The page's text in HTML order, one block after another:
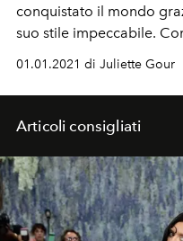
conquistato il mondo
suo stile impeccabile.
2021? Ti aiuta L'Officiel!
New York nel 1991.
renderlo a prova di 2021
01.01.2021 di Juliette Gour
Articoli consigliati